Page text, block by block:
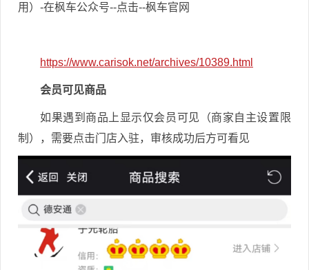
用）-在枫车公众号--点击--枫车官网
https://www.carisok.net/archives/10389.html
会员可见商品
如果遇到商品上显示仅会员可见（商家自主设置限
制），需要点击门店入驻，审核成功后方可看见